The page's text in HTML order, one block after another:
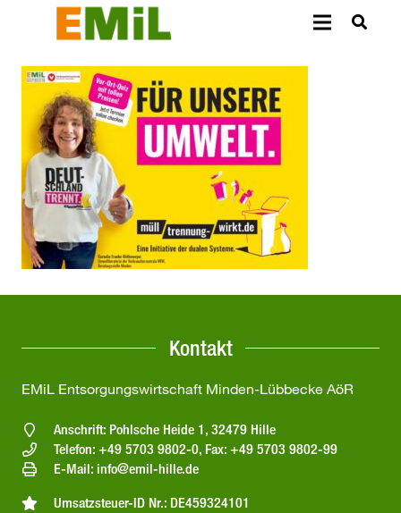
Kontakt
EMiL Entsorgungswirtschaft Minden-Lübbecke AöR
Anschrift: Pohlsche Heide 1, 32479 Hille
Telefon: +49 5703 9802-0, Fax: +49 5703 9802-99
E-Mail: info@emil-hille.de
Umsatzsteuer-ID Nr.: DE459324101